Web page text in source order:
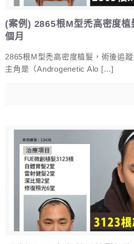
(案例) 2865根M型禿高密度
個月
2865根M型禿高密度植髮，術後追
主角是（Androgenetic Alo […]